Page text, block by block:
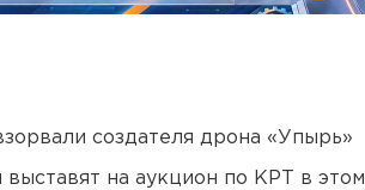
создателя дрона «Упырь»
выставят на аукцион по КРТ в этом